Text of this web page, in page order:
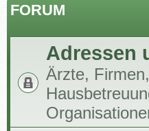
FORUM
Adressen
Ärzte,